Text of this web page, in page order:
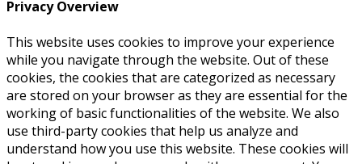
Privacy Overview
This website uses cookies to improve your experience
while you navigate through the website. Out of these
cookies, the cookies that are categorized as necessary
are stored on your browser as they are essential for the
working of basic functionalities of the website. We also
use third-party cookies that help us analyze and
understand how you use this website. These cookies will